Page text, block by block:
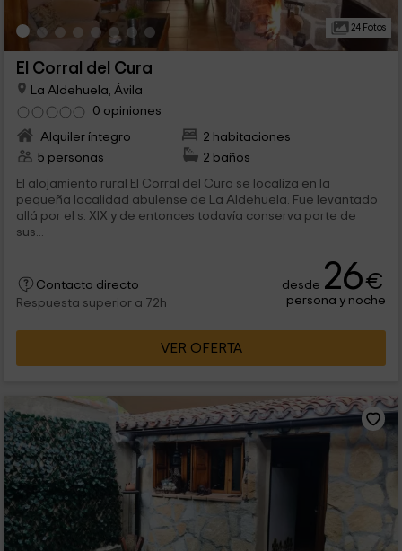
24 Fotos
El Corral del Cura
La Aldehuela, Ávila
0 opiniones
Alquiler íntegro
2 habitaciones
5 personas
2 baños
El alojamiento rural El Corral del Cura se localiza en la
pequeña localidad abulense de La Aldehuela. Fue levantado
allá por el s. XIX y de entonces todavía conserva parte de
sus...
Contacto directo
Respuesta superior a 72h
desde 26€
persona y noche
VER OFERTA